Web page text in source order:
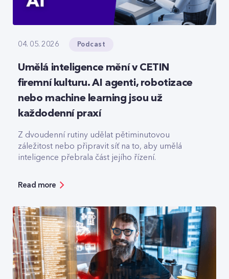
04. 05. 2026 Podcast
Umělá inteligence mění v CETIN
firemní kulturu. AI agenti, robotizace
nebo machine learning jsou už
každodenní praxí
Z dvoudenní rutiny udělat pětiminutovou
záležitost nebo připravit síť na to, aby umělá
inteligence přebrala část jejího řízení.
Read more